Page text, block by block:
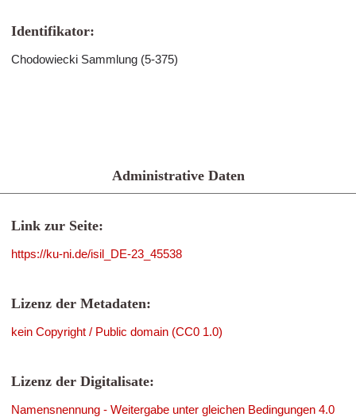
Identifikator:
Chodowiecki Sammlung (5-375)
Administrative Daten
Link zur Seite:
https://ku-ni.de/isil_DE-23_45538
Lizenz der Metadaten:
kein Copyright / Public domain (CC0 1.0)
Lizenz der Digitalisate:
Namensnennung - Weitergabe unter gleichen Bedingungen 4.0